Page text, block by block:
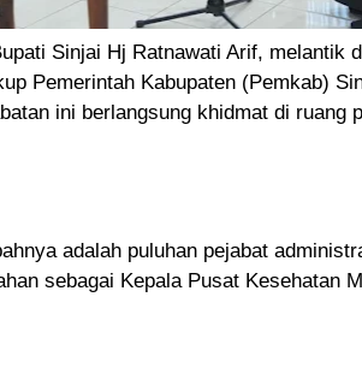
Sinjai Hj Ratnawati Arif, melantik
Pemerintah Kabupaten (Pemkab)
ini berlangsung khidmat di ruang
adalah puluhan pejabat
sebagai Kepala Pusat Kesehatan